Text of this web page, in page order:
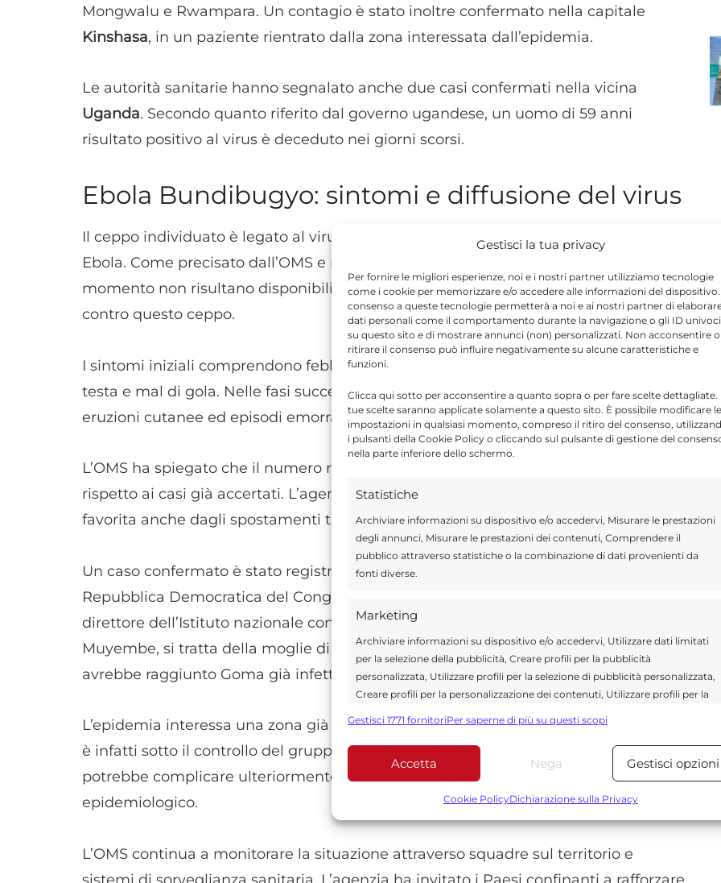
Gestisci la tua privacy
Per fornire le migliori esperienze, noi e i nostri partner utilizziamo tecnologie
come i cookie per memorizzare e/o accedere alle informazioni del
consenso a queste tecnologie permetterà a noi e ai nostri partner di
dati personali come il comportamento durante la navigazione o gli ID univoci
su questo sito e di mostrare annunci (non) personalizzati. Non acconsentire o
ritirare il consenso può influire negativamente su alcune caratteristiche e
funzioni.
Clicca qui sotto per acconsentire a quanto sopra o per fare scelte dettagliate.
tue scelte saranno applicate solamente a questo sito. È possibile modificare le
impostazioni in qualsiasi momento, compreso il ritiro del consenso,
i pulsanti della Cookie Policy o cliccando sul pulsante di gestione del
nella parte inferiore dello schermo.
Statistiche
Archiviare informazioni su dispositivo e/o accedervi, Misurare le prestazioni
degli annunci, Misurare le prestazioni dei contenuti, Comprendere il
pubblico attraverso statistiche o la combinazione di dati provenienti da
fonti diverse.
Marketing
Archiviare informazioni su dispositivo e/o accedervi, Utilizzare dati limitati
per la selezione della pubblicità, Creare profili per la pubblicità
personalizzata, Utilizzare profili per la selezione di pubblicità personalizzata,
Creare profili per la personalizzazione dei contenuti, Utilizzare profili per la
Utilizzare dati limitati per la selezione dei contenuti.
Funzionalità Sempre
Abbinare e combinare dati provenienti da altre fonti di dati,
Utilizzare dati di geolocalizzazione precisi, Riconoscere i
Gestisci 1771 fornitoriPer saperne di più su questi scopi
Accetta Nega Gestisci opzioni
Cookie PolicyDichiarazione sulla Privacy
Mongwalu e Rwampara. Un contagio è stato inoltre confermato nella capitale
Kinshasa, in un paziente rientrato dalla zona interessata dall’epidemia.
Le autorità sanitarie hanno segnalato anche due casi confermati nella vicina
Uganda. Secondo quanto riferito dal governo ugandese, un uomo di 59 anni
risultato positivo al virus è deceduto nei giorni scorsi.
Ebola Bundibugyo: sintomi e diffusione del virus
Il ceppo individuato è legato al virus Bundibugyo ebolavirus
, variante rara del virus
Ebola. Come precisato dall’OMS e rilanciato da fonti internazionali tra cui la BBC, al
momento non risultano disponibili vaccini o farmaci specificamente approvati
contro questo ceppo.
I sintomi iniziali comprendono febbre, dolori muscolari, forte stanchezza, mal di
testa e mal di gola. Nelle fasi successive possono comparire vomito, diarrea,
eruzioni cutanee ed episodi emorragici.
L’OMS ha spiegato che il numero reale dei contagi potrebbe essere superiore
rispetto ai casi già accertati. L’agenzia teme infatti una trasmissione più ampia,
favorita anche dagli spostamenti tra aree urbane e regioni di confine.
Un caso confermato è stato registrato anche nella città di
Repubblica Democratica del Congo. Secondo quanto dichiarato all’AFP dal
direttore dell’Istituto nazionale congolese per la ricerca biomedica, Jean-Jacques
Muyembe, si tratta della moglie di un uomo morto di Ebola a Bunia. La donna
avrebbe raggiunto Goma già infetta.
L’epidemia interessa una zona già segnata da instabilità e tensioni armate. Goma
è infatti sotto il controllo del gruppo M23 sostenuto dal Ruanda, elemento che
potrebbe complicare ulteriormente le attività sanitarie e il monitoraggio
epidemiologico.
L’OMS continua a monitorare la situazione attraverso squadre sul territorio e